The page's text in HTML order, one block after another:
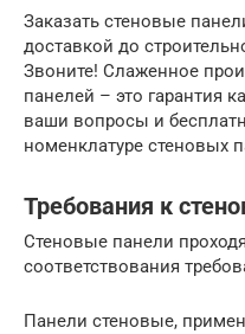
Заказать стеновые
доставкой до
Звоните! Слаженное
панелей – это гарантия
ваши вопросы и
номенклатуре стеновых
Требования к
Стеновые панели
соответствования
Панели стеновые,